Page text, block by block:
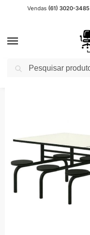
Vendas (61) 3020-
Início Mesas para Refeitório